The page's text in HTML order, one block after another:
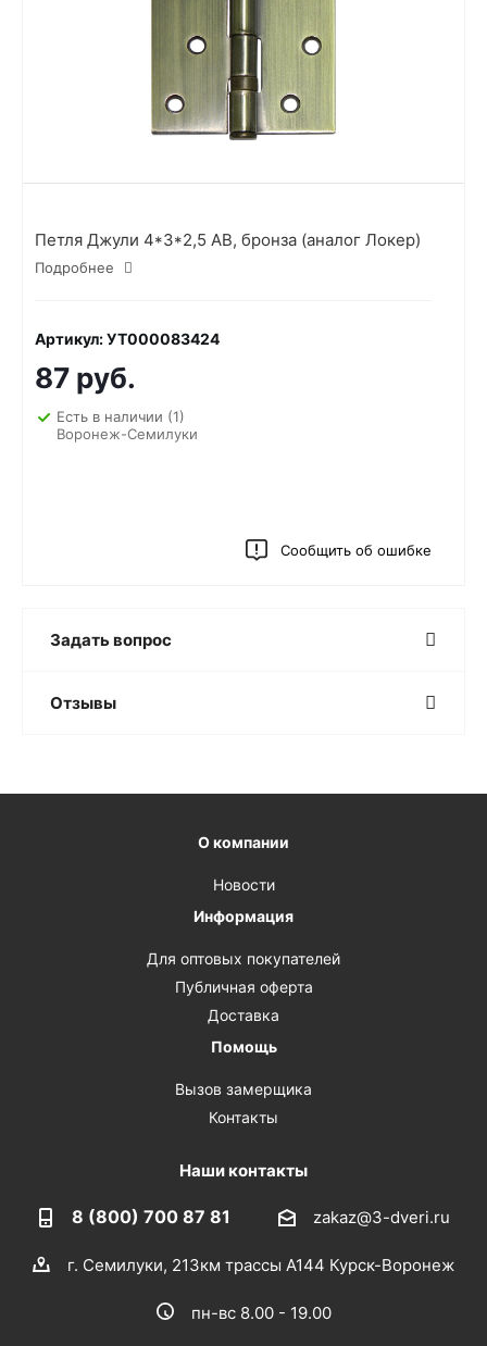
Петля Джули 4*3*2,5 AB, бронза (аналог Локер)
Подробнее
Артикул: УТ000083424
87 руб.
Есть в наличии (1)
Воронеж-Семилуки
Сообщить об ошибке
Задать вопрос
Отзывы
О компании
Новости
Информация
Для оптовых покупателей
Публичная оферта
Доставка
Помощь
Вызов замерщика
Контакты
Наши контакты
8 (800) 700 87 81 zakaz@3-dveri.ru
г. Семилуки, 213км трассы А144 Курск-Воронеж
пн-вс 8.00 - 19.00